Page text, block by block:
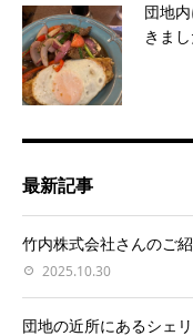
団地
きまし
最新記事
竹内株式会社さんのご紹
2025.10.30
団地の近所にあるシェ